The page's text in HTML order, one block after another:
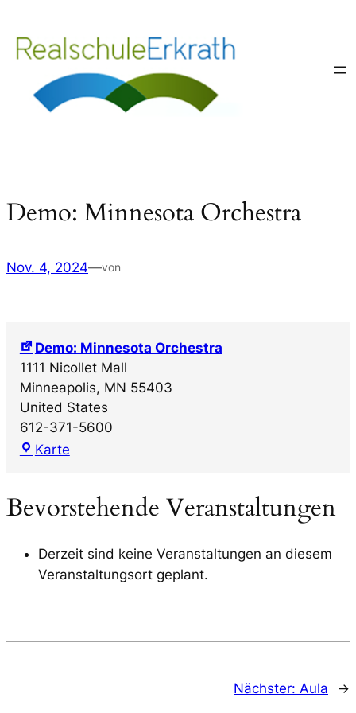
Inhalt
springen
Demo: Minnesota Orchestra
Nov. 4, 2024—von
Demo: Minnesota Orchestra
1111 Nicollet Mall
Minneapolis, MN 55403
United States
612-371-5600
KarteDemo:
Bevorstehende Veranstaltungen
Derzeit sind keine Veranstaltungen an diesem
Veranstaltungsort geplant.
Nächster: Aula →